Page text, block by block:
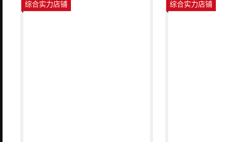
综合实力店铺 综合实力店铺